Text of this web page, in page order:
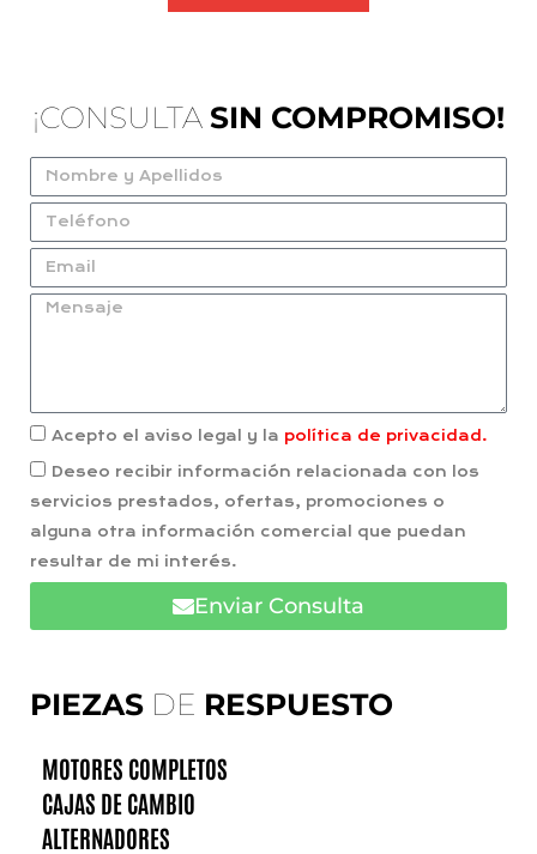
PIEZAS DE RESPUESTO
MOTORES COMPLETOS
CAJAS DE CAMBIO
ALTERNADORES
¡CONSULTA SIN COMPROMISO!
Acepto el aviso legal y la política de privacidad.
Deseo recibir información relacionada con los
servicios prestados, ofertas, promociones o
alguna otra información comercial que puedan
resultar de mi interés.
Enviar Consulta